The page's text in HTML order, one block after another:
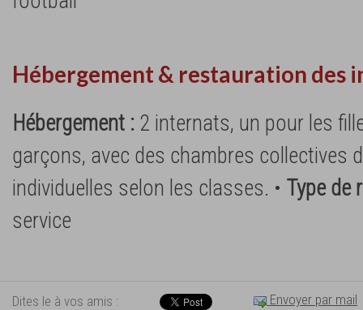
Hébergement & restauration des
Hébergement : 2 internats, un pour les
garçons, avec des chambres collectives
individuelles selon les classes. • Type de
service
Dites le à vos amis : Envoyer par mail